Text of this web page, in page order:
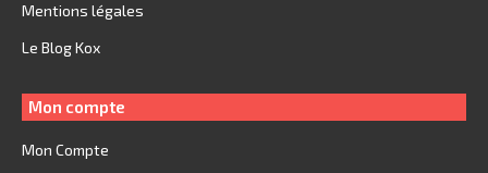
Mentions légales
Le Blog Kox
Mon compte
Mon Compte